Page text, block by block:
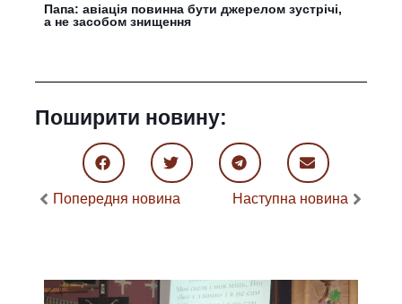
Папа: авіація повинна бути джерелом зустрічі,
а не засобом знищення
Поширити новину:
Попередня новина Наступна новина